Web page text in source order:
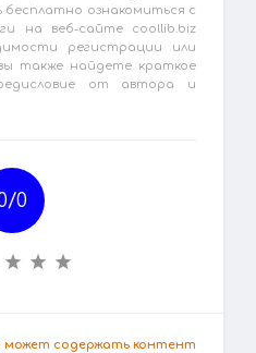
ознакомиться с
на веб-сайте coollib.biz
регистрации или
также найдете краткое
от автора и
0
может содержать контент